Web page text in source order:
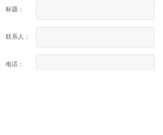
标题：
联系人：
电话：